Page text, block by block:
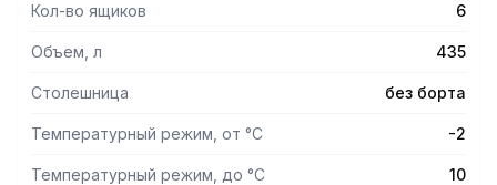
Кол-во ящиков 6
Объем, л 435
Столешница без борта
Температурный режим, от °С -2
Температурный режим, до °С 10